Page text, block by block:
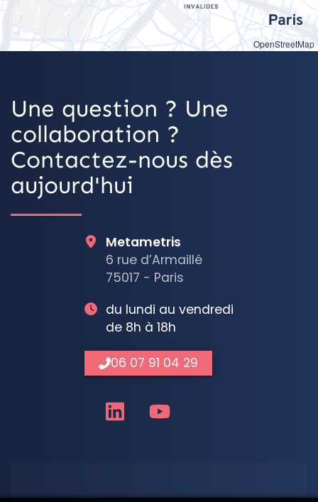
OpenStreetMap
Une question ? Une
collaboration ?
Contactez-nous dès
aujourd'hui
Metametris
6 rue d’Armaillé
75017 - Paris
du lundi au vendredi
de 8h à 18h
06 07 91 04 29